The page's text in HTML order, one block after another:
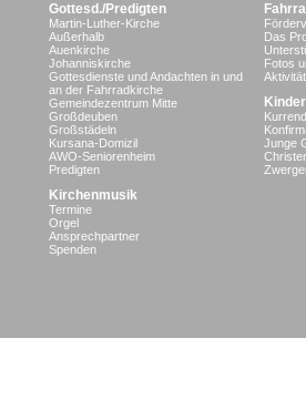
Gottesd./Predigten
Martin-Luther-Kirche
Außerhalb
Auenkirche
Johanniskirche
Gottesdienste und Andachten in und
an der Fahrradkirche
Gemeindezentrum Mitte
Großdeuben
Großstädeln
Kursana-Domizil
AWO-Seniorenheim
Predigten
Kirchenmusik
Termine
Orgel
Ansprechpartner
Spenden
Das
Fotos
Junge